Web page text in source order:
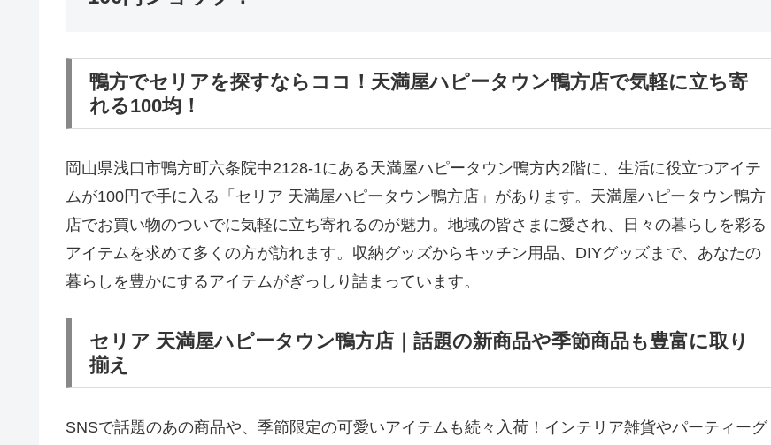
鴨方でセリアを探すならココ！天満屋ハピータウン鴨方店で気軽に立ち寄
れる100均！
岡山県浅口市鴨方町六条院中2128-1にある天満屋ハピータウン鴨方内2階に、生活に役立つアイテ
ムが100円で手に入る「セリア 天満屋ハピータウン鴨方店」があります。天満屋ハピータウン鴨方
店でお買い物のついでに気軽に立ち寄れるのが魅力。地域の皆さまに愛され、日々の暮らしを彩る
アイテムを求めて多くの方が訪れます。収納グッズからキッチン用品、DIYグッズまで、あなたの
暮らしを豊かにするアイテムがぎっしり詰まっています。
セリア 天満屋ハピータウン鴨方店｜話題の新商品や季節商品も豊富に取り
揃え
SNSで話題のあの商品や、季節限定の可愛いアイテムも続々入荷！インテリア雑貨やパーティーグ